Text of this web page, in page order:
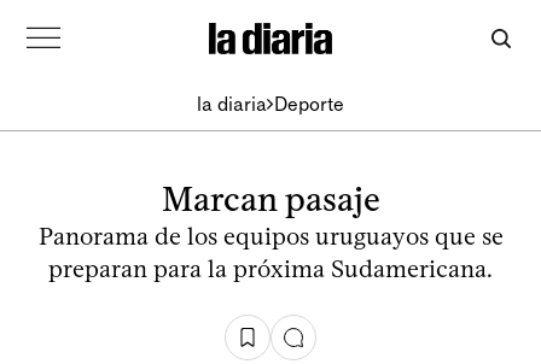
la diaria Deporte
Marcan pasaje
Panorama de los equipos uruguayos que se
preparan para la próxima Sudamericana.